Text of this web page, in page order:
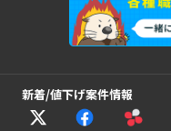
新着/値下げ案件情報